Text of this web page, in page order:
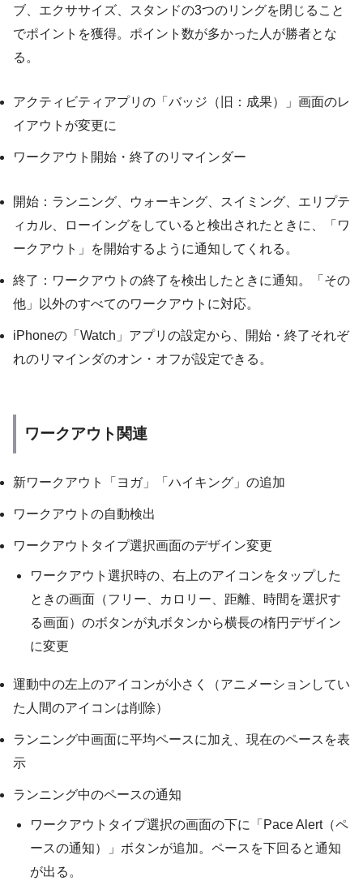
ブ、エクササイズ、スタンドの3つのリングを閉じること
でポイントを獲得。ポイント数が多かった人が勝者とな
る。
アクティビティアプリの「バッジ（旧：成果）」画面のレ
イアウトが変更に
ワークアウト開始・終了のリマインダー
開始：ランニング、ウォーキング、スイミング、エリプテ
ィカル、ローイングをしていると検出されたときに、「ワ
ークアウト」を開始するように通知してくれる。
終了：ワークアウトの終了を検出したときに通知。「その
他」以外のすべてのワークアウトに対応。
iPhoneの「Watch」アプリの設定から、開始・終了それぞ
れのリマインダのオン・オフが設定できる。
ワークアウト関連
新ワークアウト「ヨガ」「ハイキング」の追加
ワークアウトの自動検出
ワークアウトタイプ選択画面のデザイン変更
ワークアウト選択時の、右上のアイコンをタップした
ときの画面（フリー、カロリー、距離、時間を選択す
る画面）のボタンが丸ボタンから横長の楕円デザイン
に変更
運動中の左上のアイコンが小さく（アニメーションしてい
た人間のアイコンは削除）
ランニング中画面に平均ペースに加え、現在のペースを表
示
ランニング中のペースの通知
ワークアウトタイプ選択の画面の下に「Pace Alert（ペ
ースの通知）」ボタンが追加。ペースを下回ると通知
が出る。